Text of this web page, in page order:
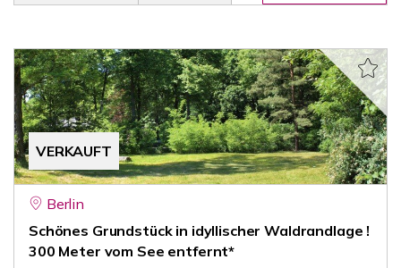
VERKAUFT
Berlin
Schönes Grundstück in idyllischer Waldrandlage !
300 Meter vom See entfernt*